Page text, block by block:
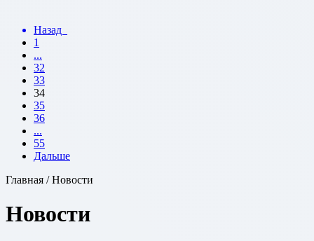
Назад
1
...
32
33
34
35
36
...
55
Дальше
Главная / Новости
Новости